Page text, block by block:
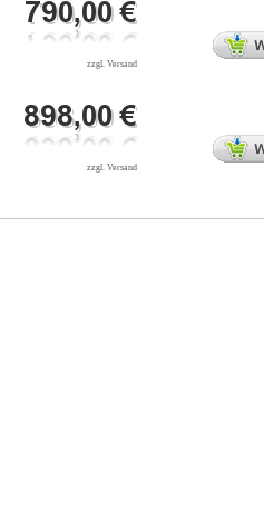
zzgl. Versand
zzgl. Versand